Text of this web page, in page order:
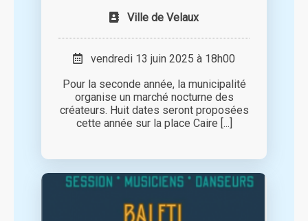
Ville de Velaux
vendredi 13 juin 2025 à 18h00
Pour la seconde année, la municipalité
organise un marché nocturne des
créateurs. Huit dates seront proposées
cette année sur la place Caire [...]